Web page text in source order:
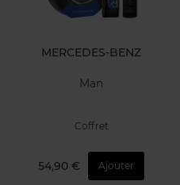
MERCEDES-BENZ
Man
Coffret
54,90 € Ajouter